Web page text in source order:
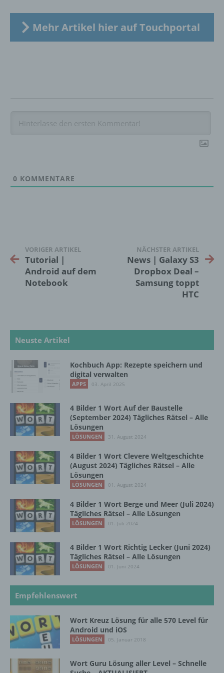
Mehr Artikel hier auf Touchportal
0 KOMMENTARE
VORIGER ARTIKEL
Tutorial |
Android auf dem
Notebook
NÄCHSTER ARTIKEL
News | Galaxy S3
Dropbox Deal –
Samsung toppt
HTC
Neuste Artikel
Kochbuch App: Rezepte speichern und
digital verwalten
APPS 03. April 2025
4 Bilder 1 Wort Auf der Baustelle
(September 2024) Tägliches Rätsel – Alle
Lösungen
LÖSUNGEN 31. August 2024
4 Bilder 1 Wort Clevere Weltgeschichte
(August 2024) Tägliches Rätsel – Alle
Lösungen
LÖSUNGEN 01. August 2024
4 Bilder 1 Wort Berge und Meer (Juli 2024)
Tägliches Rätsel – Alle Lösungen
LÖSUNGEN 01. Juli 2024
4 Bilder 1 Wort Richtig Lecker (Juni 2024)
Tägliches Rätsel – Alle Lösungen
LÖSUNGEN 01. Juni 2024
Empfehlenswert
Wort Kreuz Lösung für alle 570 Level für
Android und iOS
LÖSUNGEN 05. Januar 2018
Wort Guru Lösung aller Level – Schnelle
d) Einschränkung der Verarbeitung
darin besteht, dass diese
personenbezogenen Daten verwendet
Interessen, Zuverlässigkeit, Verhalten,
Aufenthaltsort oder Ortswechsel dieser
natürlichen Person zu analysieren oder
vorherzusagen.
Pseudonymisierung ist die Verarbeitung
personenbezogener Daten in einer Weise,
auf welche die personenbezogenen Daten
ohne Hinzuziehung zusätzlicher
Informationen nicht mehr einer spezifischen
betroffenen Person zugeordnet werden
Informationen gesondert aufbewahrt werden
und technischen und organisatorischen
Maßnahmen unterliegen, die gewährleisten,
dass die personenbezogenen Daten nicht
einer identifizierten oder identifizierbaren
natürlichen Person zugewiesen werden.
g) Verantwortlicher oder für die Verarbeitung
Verantwortlicher oder für die Verarbeitung
Verantwortlicher ist die natürliche oder
oder andere Stelle, die allein oder
gemeinsam mit anderen über die Zwecke
und Mittel der Verarbeitung von
personenbezogenen Daten entscheidet.
Sind die Zwecke und Mittel dieser
Verarbeitung durch das Unionsrecht oder
das Recht der Mitgliedstaaten vorgegeben,
so kann der Verantwortliche
beziehungsweise können die bestimmten
Kriterien seiner Benennung nach dem
Unionsrecht oder dem Recht der
Mitgliedstaaten vorgesehen werden.